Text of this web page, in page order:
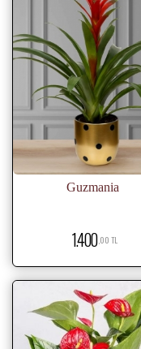
Guzmania
1.400 ,00 TL